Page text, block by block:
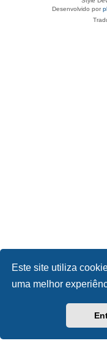
Este site utiliza
uma melhor
Desenvolvido por